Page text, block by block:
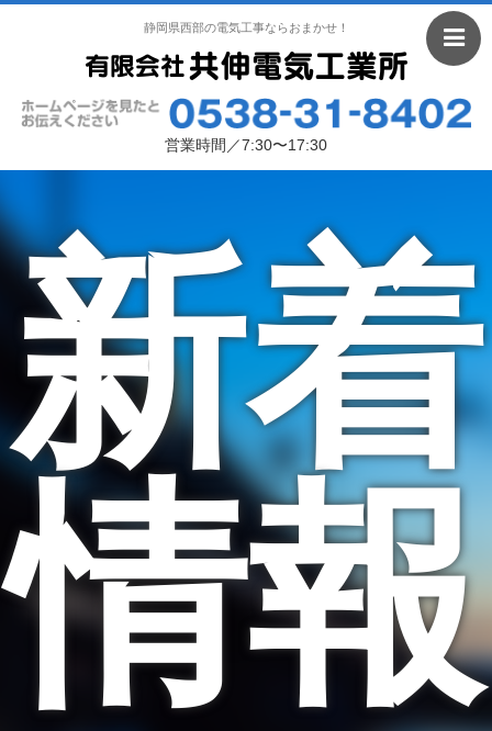
静岡県西部の電気工事ならおまかせ！
営業時間／7:30〜17:30
新着
情報